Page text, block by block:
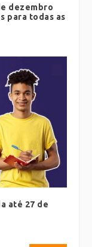
dezembro
para todas as
até 27 de